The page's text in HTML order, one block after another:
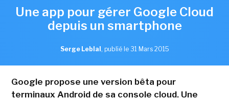
Une app pour gérer Google Cloud
depuis un smartphone
Serge Leblal , publié le 31 Mars 2015
Google propose une version bêta pour
terminaux Android de sa console cloud. Une